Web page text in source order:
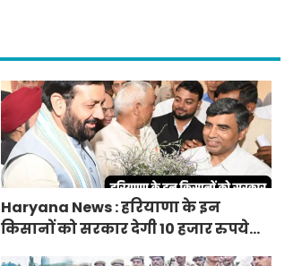
Haryana News : हरियाणा के इन
किसानों को सरकार देगी 10 हजार रुपये